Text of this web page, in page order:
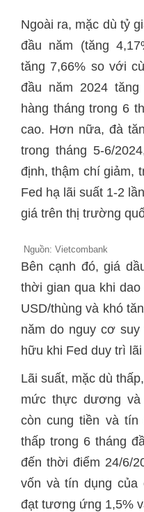
Ngoài ra, mặc dù tỷ
đầu năm (tăng
tăng 7,66% so với
đầu năm 2024
hàng tháng trong 6
cao. Hơn nữa, đà
trong tháng 5-6/
định, thậm chí giảm,
Fed hạ lãi suất 1-2
giá trên thị trường
Nguồn: Vietcombank
Bên cạnh đó, giá
thời gian qua khi
USD/thùng và khó
năm do nguy cơ
hữu khi Fed duy trì
Lãi suất, mặc dù
mức thực dương
còn cung tiền và
thấp trong 6 tháng
đến thời điểm 24/6/
vốn và tín dụng
đạt tương ứng 1,5%